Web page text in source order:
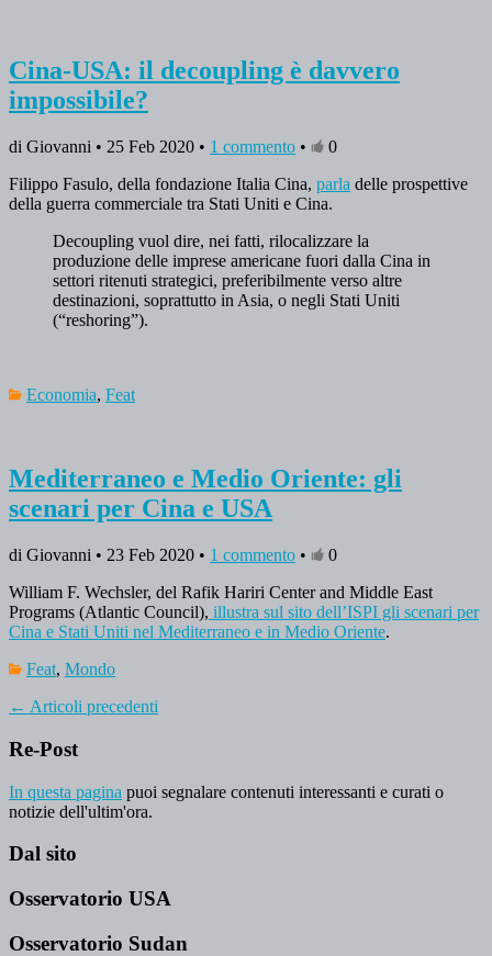
Cina-USA: il decoupling è davvero
impossibile?
di Giovanni • 25 Feb 2020 • 1 commento •
0
Filippo Fasulo, della fondazione Italia Cina, parla delle prospettive
della guerra commerciale tra Stati Uniti e Cina.
Decoupling vuol dire, nei fatti, rilocalizzare la
produzione delle imprese americane fuori dalla Cina in
settori ritenuti strategici, preferibilmente verso altre
destinazioni, soprattutto in Asia, o negli Stati Uniti
(“reshoring”).
Economia, Feat
Mediterraneo e Medio Oriente: gli
scenari per Cina e USA
di Giovanni • 23 Feb 2020 • 1 commento •
0
William F. Wechsler, del Rafik Hariri Center and Middle East
Programs (Atlantic Council), illustra sul sito dell’ISPI gli scenari per
Cina e Stati Uniti nel Mediterraneo e in Medio Oriente.
Feat, Mondo
← Articoli precedenti
Re-Post
In questa pagina puoi segnalare contenuti interessanti e curati o
notizie dell'ultim'ora.
Dal sito
Osservatorio USA
Osservatorio Sudan